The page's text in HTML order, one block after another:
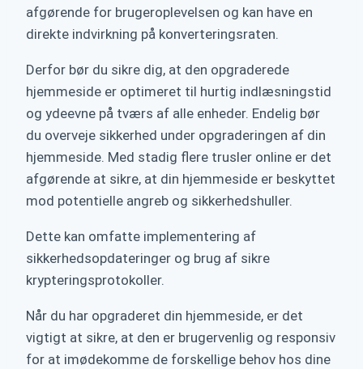
afgørende for brugeroplevelsen og kan have en
direkte indvirkning på konverteringsraten.
Derfor bør du sikre dig, at den opgraderede
hjemmeside er optimeret til hurtig indlæsningstid
og ydeevne på tværs af alle enheder. Endelig bør
du overveje sikkerhed under opgraderingen af din
hjemmeside. Med stadig flere trusler online er det
afgørende at sikre, at din hjemmeside er beskyttet
mod potentielle angreb og sikkerhedshuller.
Dette kan omfatte implementering af
sikkerhedsopdateringer og brug af sikre
krypteringsprotokoller.
Når du har opgraderet din hjemmeside, er det
vigtigt at sikre, at den er brugervenlig og responsiv
for at imødekomme de forskellige behov hos dine